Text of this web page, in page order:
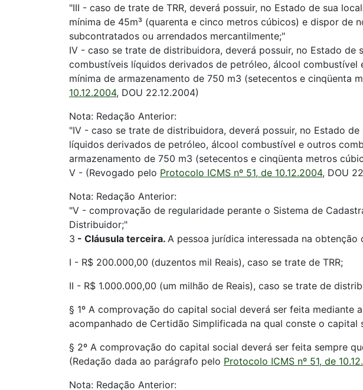
"III - caso de trate de TRR, deverá possuir, no Estado de sua
mínima de 45m³ (quarenta e cinco metros cúbicos) e dispor de
subcontratados ou arrendados mercantilmente;"
IV - caso se trate de distribuidora, deverá possuir, no Estado
combustíveis líquidos derivados de petróleo, álcool
mínima de armazenamento de 750 m3 (setecentos e cinqüenta
10.12.2004, DOU 22.12.2004)
Nota: Redação Anterior:
"IV - caso se trate de distribuidora, deverá possuir, no Estado
líquidos derivados de petróleo, álcool combustível e outros
armazenamento de 750 m3 (setecentos e cinqüenta metros
V - (Revogado pelo Protocolo ICMS nº 51, de 10.12.2004, DOU
Nota: Redação Anterior:
"V - comprovação de regularidade perante o Sistema de
Distribuidor;"
3 - Cláusula terceira. A pessoa jurídica interessada na
I - R$ 200.000,00 (duzentos mil Reais), caso se trate de TRR;
II - R$ 1.000.000,00 (um milhão de Reais), caso se trate de
§ 1º A comprovação do capital social deverá ser feita
acompanhado de Certidão Simplificada na qual conste o
§ 2º A comprovação do capital social deverá ser feita sempre
(Redação dada ao parágrafo pelo Protocolo ICMS nº 51, de
Nota: Redação Anterior: